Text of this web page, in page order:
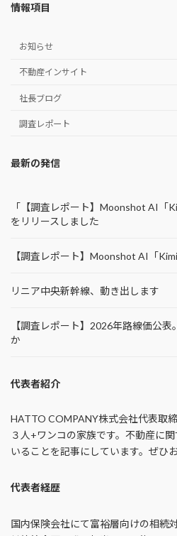
情報項目
お知らせ
不動産インサイト
社長ブログ
調査レポート
最新の発信
「【調査レポート】Moonshot AI「
をリリースしました
【調査レポート】Moonshot AI「
リニア中央新幹線、動き出します
【調査レポート】2026年路線価公
か
代表者紹介
HATTO COMPANY株式会社代表取
３人+ワンコの家族です。不動産に
いることを記事にしています。ぜひ
代表者経歴
国内保険会社にて富裕層向けの相続